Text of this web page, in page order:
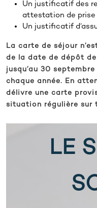
Un justificatif des
attestation de prise
Un justificatif
La carte de séjour
de la date de dépôt
jusqu’au 30
chaque année. En
délivre une carte
situation régulière sur
LE